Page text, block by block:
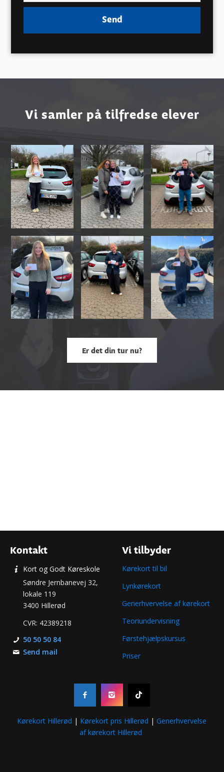
Vi samler på tilfredse elever
Er det din tur nu?
Kontakt
Kort og Godt Køreskole
Søndre Jernbanevej 32,
lokale 119
3400 Hillerød
CVR: 42389218
50 50 50 84
Send mail
Vi tilbyder
Kørekort til bil
Lynkørekort
Generhvervelse af kørekort​
Teoriundervisning
Førstehjælpskursus
Priser
Kørekort Hillerød | Kørekort pris Hillerød |Generhvervelse
af kørekort Hillerød